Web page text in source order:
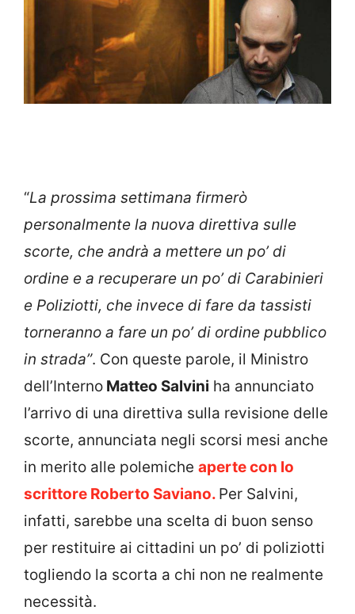
“La prossima settimana firmerò
personalmente la nuova direttiva sulle
scorte, che andrà a mettere un po’ di
ordine e a recuperare un po’ di Carabinieri
e Poliziotti, che invece di fare da tassisti
torneranno a fare un po’ di ordine pubblico
in strada”. Con queste parole, il Ministro
dell’Interno Matteo Salvini ha annunciato
l’arrivo di una direttiva sulla revisione delle
scorte, annunciata negli scorsi mesi anche
in merito alle polemiche aperte con lo
scrittore Roberto Saviano. Per Salvini,
infatti, sarebbe una scelta di buon senso
per restituire ai cittadini un po’ di poliziotti
togliendo la scorta a chi non ne realmente
necessità.